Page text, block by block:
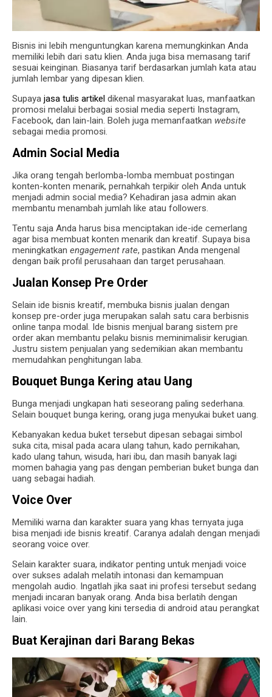
Bisnis ini lebih menguntungkan karena memungkinkan Anda
memiliki lebih dari satu klien. Anda juga bisa memasang tarif
sesuai keinginan. Biasanya tarif berdasarkan jumlah kata atau
jumlah lembar yang dipesan klien.
Supaya jasa tulis artikel dikenal masyarakat luas, manfaatkan
promosi melalui berbagai sosial media seperti Instagram,
Facebook, dan lain-lain. Boleh juga memanfaatkan website
sebagai media promosi.
Admin Social Media
Jika orang tengah berlomba-lomba membuat postingan
konten-konten menarik, pernahkah terpikir oleh Anda untuk
menjadi admin social media? Kehadiran jasa admin akan
membantu menambah jumlah like atau followers.
Tentu saja Anda harus bisa menciptakan ide-ide cemerlang
agar bisa membuat konten menarik dan kreatif. Supaya bisa
meningkatkan engagement rate, pastikan Anda mengenal
dengan baik profil perusahaan dan target perusahaan.
Jualan Konsep Pre Order
Selain ide bisnis kreatif, membuka bisnis jualan dengan
konsep pre-order juga merupakan salah satu cara berbisnis
online tanpa modal. Ide bisnis menjual barang sistem pre
order akan membantu pelaku bisnis meminimalisir kerugian.
Justru sistem penjualan yang sedemikian akan membantu
memudahkan penghitungan laba.
Bouquet Bunga Kering atau Uang
Bunga menjadi ungkapan hati seseorang paling sederhana.
Selain bouquet bunga kering, orang juga menyukai buket uang.
Kebanyakan kedua buket tersebut dipesan sebagai simbol
suka cita, misal pada acara ulang tahun, kado pernikahan,
kado ulang tahun, wisuda, hari ibu, dan masih banyak lagi
momen bahagia yang pas dengan pemberian buket bunga dan
uang sebagai hadiah.
Voice Over
Memiliki warna dan karakter suara yang khas ternyata juga
bisa menjadi ide bisnis kreatif. Caranya adalah dengan menjadi
seorang voice over.
Selain karakter suara, indikator penting untuk menjadi voice
over sukses adalah melatih intonasi dan kemampuan
mengolah audio. Ingatlah jika saat ini profesi tersebut sedang
menjadi incaran banyak orang. Anda bisa berlatih dengan
aplikasi voice over yang kini tersedia di android atau perangkat
lain.
Buat Kerajinan dari Barang Bekas